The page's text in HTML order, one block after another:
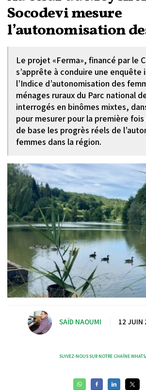
Socodevi mesure
l’autonomisation
Le projet «Ferma», financé par le
s’apprête à conduire une enquête
l’Indice d’autonomisation des
ménages ruraux du Parc national
interrogés en binômes mixtes,
pour mesurer pour la première
de base les progrès réels de
femmes dans la région.
SAÏD NAOUMI 12 JUIN
SUIVEZ-NOUS SUR NOTRE CHAÎNE